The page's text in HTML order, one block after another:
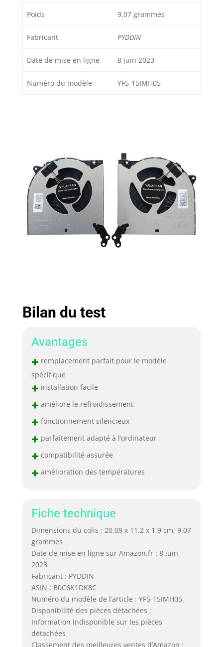
Poids 9,07 grammes
Fabricant PYDDIN
Date de mise en ligne 8 juin 2023
Numéro du modèle YF5-15IMH05
Bilan du test
Avantages
+ remplacement parfait pour le modèle
spécifique
+ installation facile
+ améliore le refroidissement
+ fonctionnement silencieux
+ parfaitement adapté à l’ordinateur
+ compatibilité assurée
+ amélioration des températures
Fiche technique
Dimensions du colis : 20,09 x 11,2 x 1,9 cm; 9,07
grammes
Date de mise en ligne sur Amazon.fr : 8 juin
2023
Fabricant : PYDDIN
ASIN : B0C6K1DK8C
Numéro du modèle de l’article : YF5-15IMH05
Disponibilité des pièces détachées :
Information indisponible sur les pièces
détachées
Classement des meilleures ventes d’Amazon :